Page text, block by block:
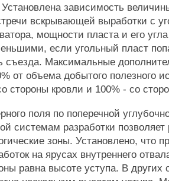
зависимость
вскрывающей выработки с
мощности пласта и его
если угольный пласт
съезда. Максимальные
от объема добытого полезного
стороны кровли и 100% - со
поля по поперечной
системам разработки позволяет
зоны. Установлено, что
на ярусах внутреннего
равна высоте уступа. В других